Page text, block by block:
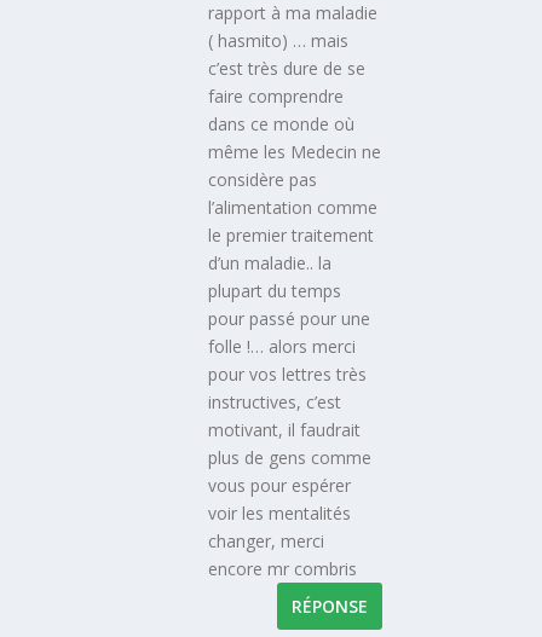
rapport à ma maladie
( hasmito) … mais
c’est très dure de se
faire comprendre
dans ce monde où
même les Medecin ne
considère pas
l’alimentation comme
le premier traitement
d’un maladie.. la
plupart du temps
pour passé pour une
folle !… alors merci
pour vos lettres très
instructives, c’est
motivant, il faudrait
plus de gens comme
vous pour espérer
voir les mentalités
changer, merci
encore mr combris
RÉPONSE